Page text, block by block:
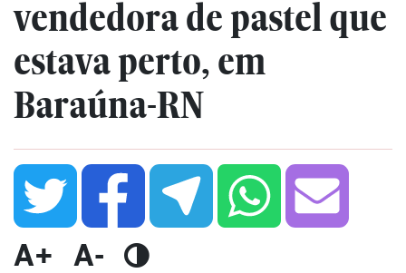
vendedora de pastel que
estava perto, em
Baraúna-RN
A+ A-